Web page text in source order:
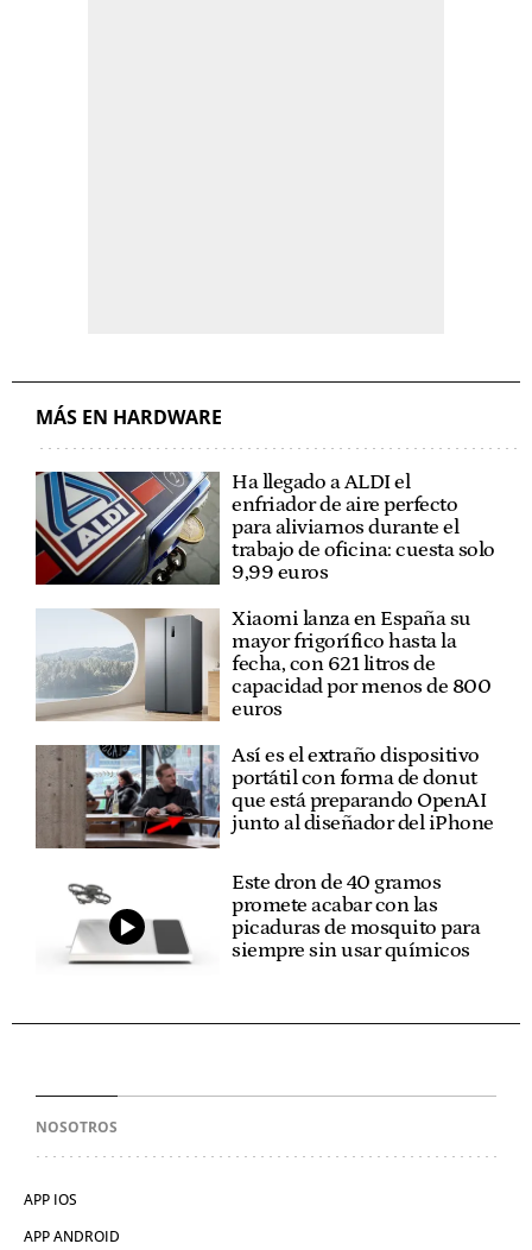
MÁS EN HARDWARE
Ha llegado a ALDI el
enfriador de aire perfecto
para aliviarnos durante el
trabajo de oficina: cuesta solo
9,99 euros
Xiaomi lanza en España su
mayor frigorífico hasta la
fecha, con 621 litros de
capacidad por menos de 800
euros
Así es el extraño dispositivo
portátil con forma de donut
que está preparando OpenAI
junto al diseñador del iPhone
Este dron de 40 gramos
promete acabar con las
picaduras de mosquito para
siempre sin usar químicos
NOSOTROS
APP IOS
APP ANDROID